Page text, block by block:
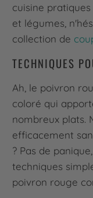
cuisine
et légumes,
collection de
TECHNIQUES
Ah, le poivron
coloré qui
nombreux plats.
efficacement
? Pas de
techniques
poivron rouge